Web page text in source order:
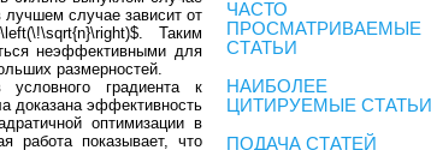
лучшем случае зависит от
Таким
неэффективными для
размерностей.
условного градиента к
доказана эффективность
оптимизации в
работа показывает, что
ЧАСТО
ПРОСМАТРИВАЕМЫЕ
СТАТЬИ
НАИБОЛЕЕ
ЦИТИРУЕМЫЕ СТАТЬИ
ПОДАЧА СТАТЕЙ